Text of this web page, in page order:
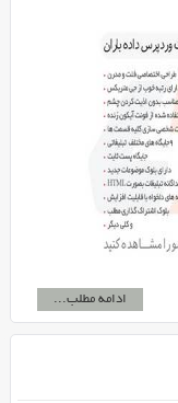
ادامه مطلب...